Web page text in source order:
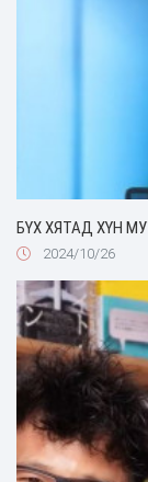
БҮХ ХЯТАД ХҮН
2024/10/26